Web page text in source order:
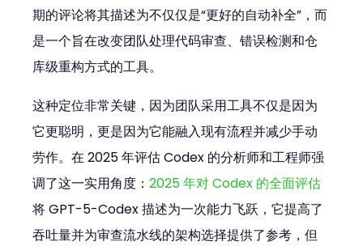
期的评论将其描述为不仅仅是“更好的自动补全”，而
是一个旨在改变团队处理代码审查、错误检测和仓
库级重构方式的工具。
这种定位非常关键，因为团队采用工具不仅是因为
它更聪明，更是因为它能融入现有流程并减少手动
劳作。在 2025 年评估 Codex 的分析师和工程师强
调了这一实用角度：2025 年对 Codex 的全面评估
将 GPT-5-Codex 描述为一次能力飞跃，它提高了
吞吐量并为审查流水线的架构选择提供了参考，但